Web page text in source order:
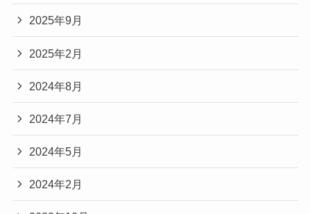
2025年9月
2025年2月
2024年8月
2024年7月
2024年5月
2024年2月